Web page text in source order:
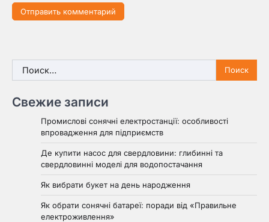
Найти:
Свежие записи
Промислові сонячні електростанції: особливості
впровадження для підприємств
Де купити насос для свердловини: глибинні та
свердловинні моделі для водопостачання
Як вибрати букет на день народження
Як обрати сонячні батареї: поради від «Правильне
електроживлення»